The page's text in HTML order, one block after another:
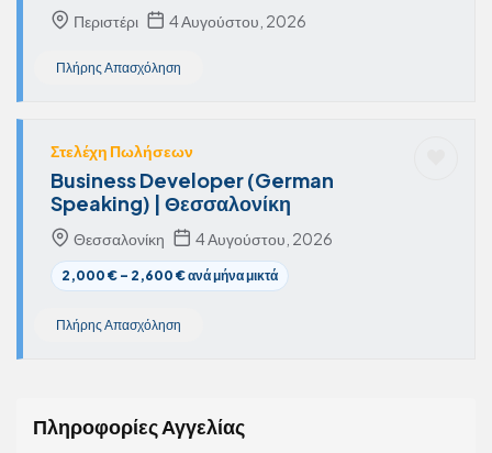
Περιστέρι 4 Αυγούστου, 2026
Πλήρης Απασχόληση
Στελέχη Πωλήσεων
Business Developer (German
Speaking) | Θεσσαλονίκη
Θεσσαλονίκη 4 Αυγούστου, 2026
2,000 € – 2,600 € ανά μήνα μικτά
Πλήρης Απασχόληση
Πληροφορίες Αγγελίας